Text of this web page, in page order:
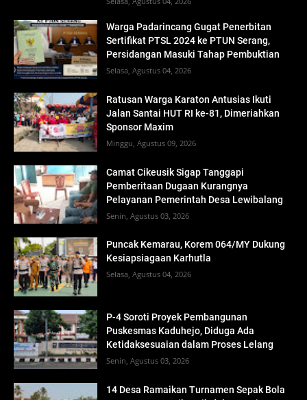
Warga Padarincang Gugat Penerbitan
Sertifikat PTSL 2024 ke PTUN Serang,
Persidangan Masuki Tahap Pembuktian
Selasa, Agustus 04, 2026
Ratusan Warga Karaton Antusias Ikuti
Jalan Santai HUT RI ke-81, Dimeriahkan
Sponsor Maxim
Minggu, Agustus 09, 2026
Camat Cikeusik Sigap Tanggapi
Pemberitaan Dugaan Kurangnya
Pelayanan Pemerintah Desa Lewibalang
Senin, Agustus 03, 2026
Puncak Kemarau, Korem 064/MY Dukung
Kesiapsiagaan Karhutla
Selasa, Agustus 04, 2026
P-4 Soroti Proyek Pembangunan
Puskesmas Kaduhejo, Diduga Ada
Ketidaksesuaian dalam Proses Lelang
Senin, Agustus 03, 2026
14 Desa Ramaikan Turnamen Sepak Bola